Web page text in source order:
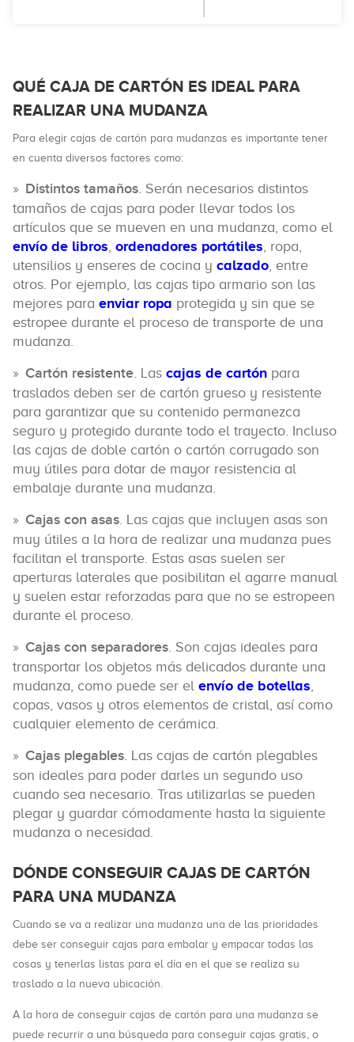
QUÉ CAJA DE CARTÓN ES IDEAL PARA
REALIZAR UNA MUDANZA
Para elegir cajas de cartón para mudanzas es importante tener
en cuenta diversos factores como:
Distintos tamaños. Serán necesarios distintos
tamaños de cajas para poder llevar todos los
artículos que se mueven en una mudanza, como el
envío de libros, ordenadores portátiles, ropa,
utensilios y enseres de cocina y calzado, entre
otros. Por ejemplo, las cajas tipo armario son las
mejores para enviar ropa protegida y sin que se
estropee durante el proceso de transporte de una
mudanza.
Cartón resistente. Las cajas de cartón para
traslados deben ser de cartón grueso y resistente
para garantizar que su contenido permanezca
seguro y protegido durante todo el trayecto. Incluso
las cajas de doble cartón o cartón corrugado son
muy útiles para dotar de mayor resistencia al
embalaje durante una mudanza.
Cajas con asas. Las cajas que incluyen asas son
muy útiles a la hora de realizar una mudanza pues
facilitan el transporte. Estas asas suelen ser
aperturas laterales que posibilitan el agarre manual
y suelen estar reforzadas para que no se estropeen
durante el proceso.
Cajas con separadores. Son cajas ideales para
transportar los objetos más delicados durante una
mudanza, como puede ser el envío de botellas,
copas, vasos y otros elementos de cristal, así como
cualquier elemento de cerámica.
Cajas plegables. Las cajas de cartón plegables
son ideales para poder darles un segundo uso
cuando sea necesario. Tras utilizarlas se pueden
plegar y guardar cómodamente hasta la siguiente
mudanza o necesidad.
DÓNDE CONSEGUIR CAJAS DE CARTÓN
PARA UNA MUDANZA
Cuando se va a realizar una mudanza una de las prioridades
debe ser conseguir cajas para embalar y empacar todas las
cosas y tenerlas listas para el día en el que se realiza su
traslado a la nueva ubicación.
A la hora de conseguir cajas de cartón para una mudanza se
puede recurrir a una búsqueda para conseguir cajas gratis, o